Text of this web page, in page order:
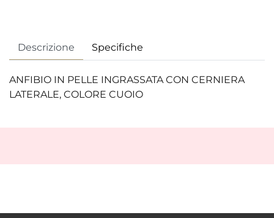
Descrizione Specifiche
ANFIBIO IN PELLE INGRASSATA CON CERNIERA
LATERALE, COLORE CUOIO